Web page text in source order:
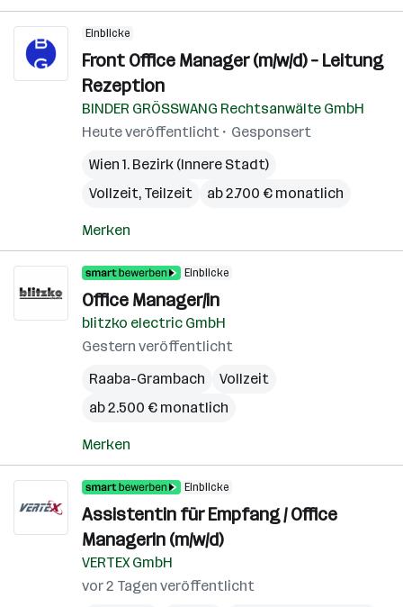
Einblicke
Front Office Manager (m/w/d) – Leitung
Rezeption
BINDER GRÖSSWANG Rechtsanwälte GmbH
Heute veröffentlicht
Gesponsert
Wien 1. Bezirk (Innere Stadt)
Vollzeit, Teilzeit
ab 2.700 € monatlich
Merken
Einblicke
Office Manager/in
blitzko electric GmbH
Gestern veröffentlicht
Raaba-Grambach
Vollzeit
ab 2.500 € monatlich
Merken
Einblicke
Assistentin für Empfang / Office
Managerin (m/w/d)
VERTEX GmbH
vor 2 Tagen veröffentlicht